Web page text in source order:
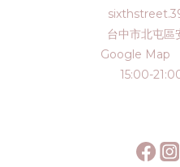
台中市北屯區
Google Map
15:00-